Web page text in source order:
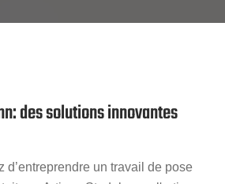
des solutions innovantes
d’entreprendre un travail de pose